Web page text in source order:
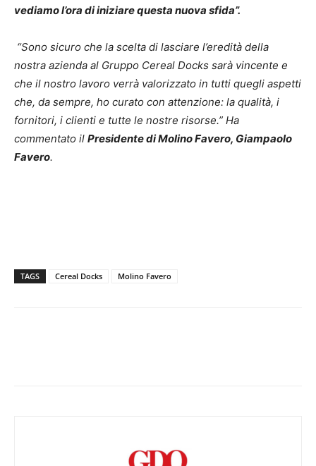
vediamo l’ora di iniziare questa nuova sfida”.
“Sono sicuro che la scelta di lasciare l’eredità della
nostra azienda al Gruppo Cereal Docks sarà vincente e
che il nostro lavoro verrà valorizzato in tutti quegli aspetti
che, da sempre, ho curato con attenzione: la qualità, i
fornitori, i clienti e tutte le nostre risorse.” Ha
commentato il Presidente di Molino Favero, Giampaolo
Favero.
TAGS Cereal Docks Molino Favero